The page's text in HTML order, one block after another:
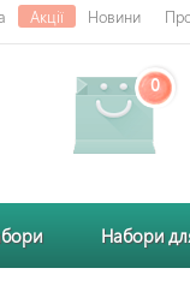
Акції Новини
0
Набори